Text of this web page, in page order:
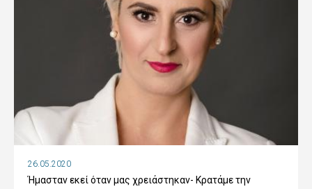
26.05.2020
Ήμασταν εκεί όταν μας χρειάστηκαν- Κρατάμε την